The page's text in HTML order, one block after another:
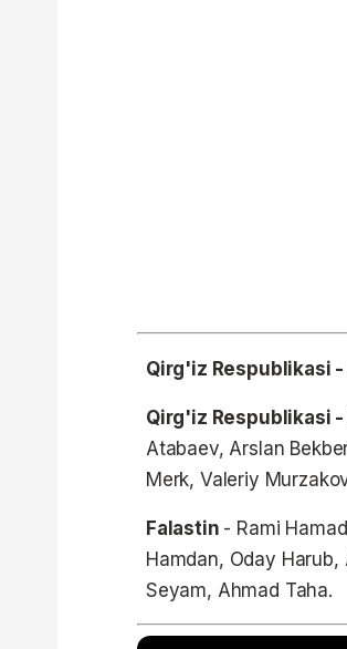
Qirg'iz Respublikasi
Qirg'iz Respublikasi -
Atabaev, Arslan
Merk, Valeriy
Falastin - Rami
Hamdan, Oday
Seyam, Ahmad Taha.